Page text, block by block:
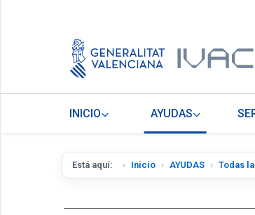
INICIO AYUDAS
Está aquí: Inicio AYUDAS Todas